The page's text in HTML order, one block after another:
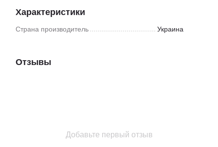
Характеристики
Страна производитель Украина
Отзывы
Добавьте первый отзыв